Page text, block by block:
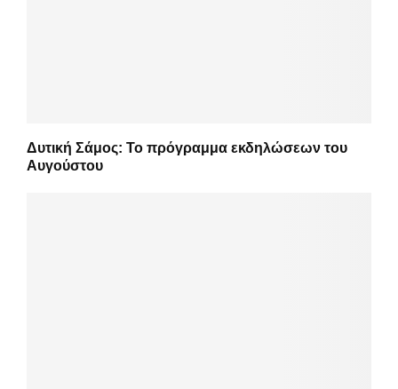
Δυτική Σάμος: Το πρόγραμμα εκδηλώσεων του
Αυγούστου